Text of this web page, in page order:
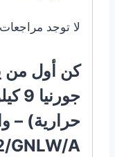
لا توجد
كن أول من
حرارية) –
GNLW/A”